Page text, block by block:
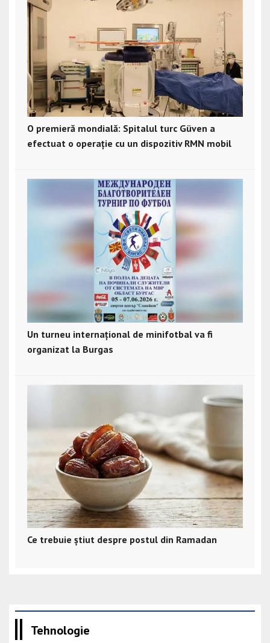
O premieră mondială: Spitalul turc Güven a
efectuat o operație cu un dispozitiv RMN mobil
Un turneu internațional de minifotbal va fi
organizat la Burgas
Ce trebuie știut despre postul din Ramadan
Tehnologie